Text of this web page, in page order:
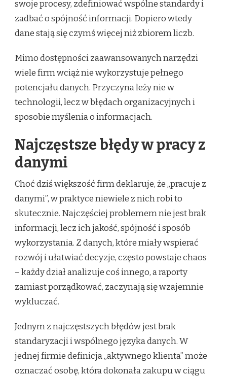
swoje procesy, zdefiniować wspólne standardy i
zadbać o spójność informacji. Dopiero wtedy
dane stają się czymś więcej niż zbiorem liczb.
Mimo dostępności zaawansowanych narzędzi
wiele firm wciąż nie wykorzystuje pełnego
potencjału danych. Przyczyna leży nie w
technologii, lecz w błędach organizacyjnych i
sposobie myślenia o informacjach.
Najczęstsze błędy w pracy z
danymi
Choć dziś większość firm deklaruje, że „pracuje z
danymi”, w praktyce niewiele z nich robi to
skutecznie. Najczęściej problemem nie jest brak
informacji, lecz ich jakość, spójność i sposób
wykorzystania. Z danych, które miały wspierać
rozwój i ułatwiać decyzje, często powstaje chaos
– każdy dział analizuje coś innego, a raporty
zamiast porządkować, zaczynają się wzajemnie
wykluczać.
Jednym z najczęstszych błędów jest brak
standaryzacji i wspólnego języka danych. W
jednej firmie definicja „aktywnego klienta” może
oznaczać osobę, która dokonała zakupu w ciągu